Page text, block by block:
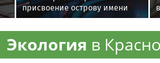
присвоение острову имени
разведчика Рихарда Зорге
Экология в